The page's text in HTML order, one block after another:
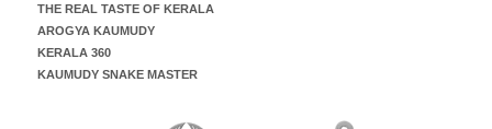
THE REAL TASTE OF KERALA
AROGYA KAUMUDY
KERALA 360
KAUMUDY SNAKE MASTER